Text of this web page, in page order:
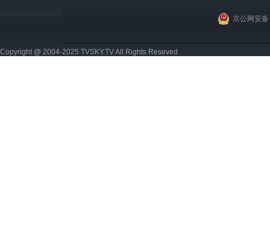
京公网安
Copyright @ 2004-2025 TVSKY.TV All Rights Reseved